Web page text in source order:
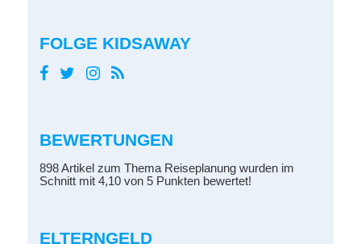
FOLGE KIDSAWAY
BEWERTUNGEN
898 Artikel zum Thema Reiseplanung wurden im
Schnitt mit 4,10 von 5 Punkten bewertet!
ELTERNGELD